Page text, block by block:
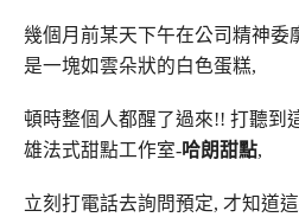
幾個月前某天下午在公司精神委
是一塊如雲朵狀的白色蛋糕,
頓時整個人都醒了過來!! 打聽到
雄法式甜點工作室-哈朗甜點,
立刻打電話去詢問預定, 才知道